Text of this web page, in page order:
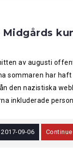
Midgårds
av augusti
sommaren har haft
den nazistiska
inkluderade
2017-09-06